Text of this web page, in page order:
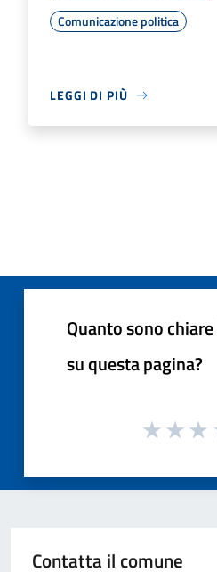
Comunicazione politica
LEGGI DI PIÙ
Quanto sono
su questa pagina?
Contatta il comune